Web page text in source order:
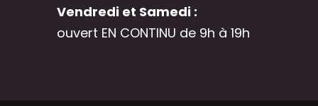
Vendredi et Samedi :
ouvert EN CONTINU de 9h à 19h